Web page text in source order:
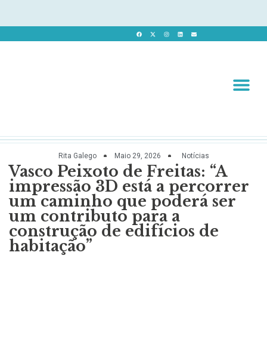
Rita Galego Maio 29, 2026 Notícias
Vasco Peixoto de Freitas: “A
impressão 3D está a percorrer
um caminho que poderá ser
um contributo para a
construção de edifícios de
habitação”